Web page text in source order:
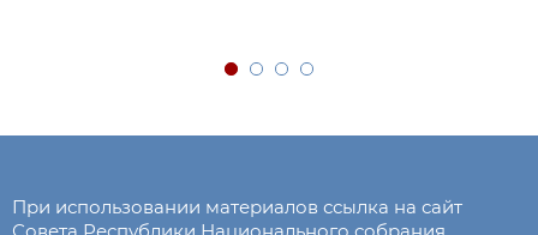
При использовании материалов ссылка на сайт